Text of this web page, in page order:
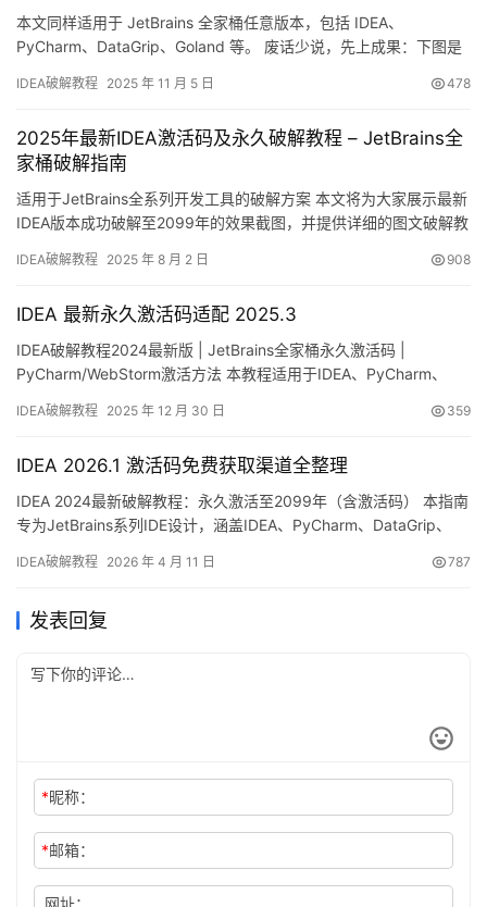
本文同样适用于 JetBrains 全家桶任意版本，包括 IDEA、
PyCharm、DataGrip、Goland 等。 废话少说，先上成果：下图是
下来我会用图文一步步带你完成激活，旧版本同样适用；无论你用
IDEA破解教程 2025 年 11 月 5 日 478
2025年最新IDEA激活码及永久破解教程 – JetBrains全
家桶破解指南
适用于JetBrains全系列开发工具的破解方案 本文将为大家展示最新
IDEA版本成功破解至2099年的效果截图，并提供详细的图文破解教
全家桶产品。 准备工作：下载IDEA安装包 若您尚未安装IDEA，请
IDEA破解教程 2025 年 8 月 2 日 908
IDEA 最新永久激活码适配 2025.3
IDEA破解教程2024最新版 | JetBrains全家桶永久激活码 |
PyCharm/WebStorm激活方法 本教程适用于IDEA、PyCharm、
最新 IDEA 版本破解成功的截图，如下，可以看到已经成功破解到
IDEA破解教程 2025 年 12 月 30 日 359
IDEA 2026.1 激活码免费获取渠道全整理
IDEA 2024最新破解教程：永久激活至2099年（含激活码） 本指南
专为JetBrains系列IDE设计，涵盖IDEA、PyCharm、DataGrip、
证有效期至2099年，效果立竿见影！ 接下来，我将通过图文并茂的
新旧…
IDEA破解教程 2026 年 4 月 11 日 787
发表回复
*昵称：
*邮箱：